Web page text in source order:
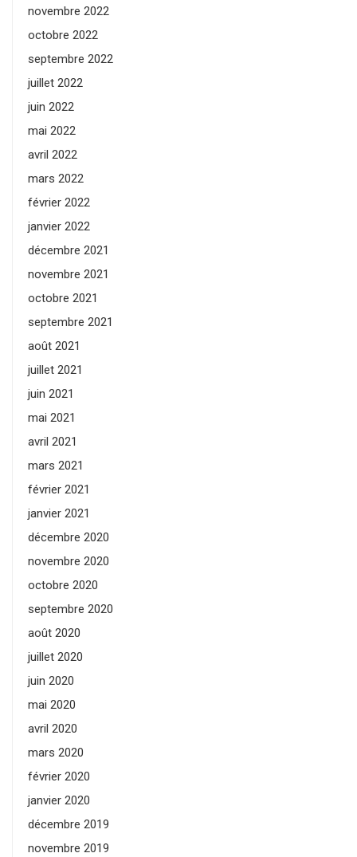
novembre 2022
octobre 2022
septembre 2022
juillet 2022
juin 2022
mai 2022
avril 2022
mars 2022
février 2022
janvier 2022
décembre 2021
novembre 2021
octobre 2021
septembre 2021
août 2021
juillet 2021
juin 2021
mai 2021
avril 2021
mars 2021
février 2021
janvier 2021
décembre 2020
novembre 2020
octobre 2020
septembre 2020
août 2020
juillet 2020
juin 2020
mai 2020
avril 2020
mars 2020
février 2020
janvier 2020
décembre 2019
novembre 2019